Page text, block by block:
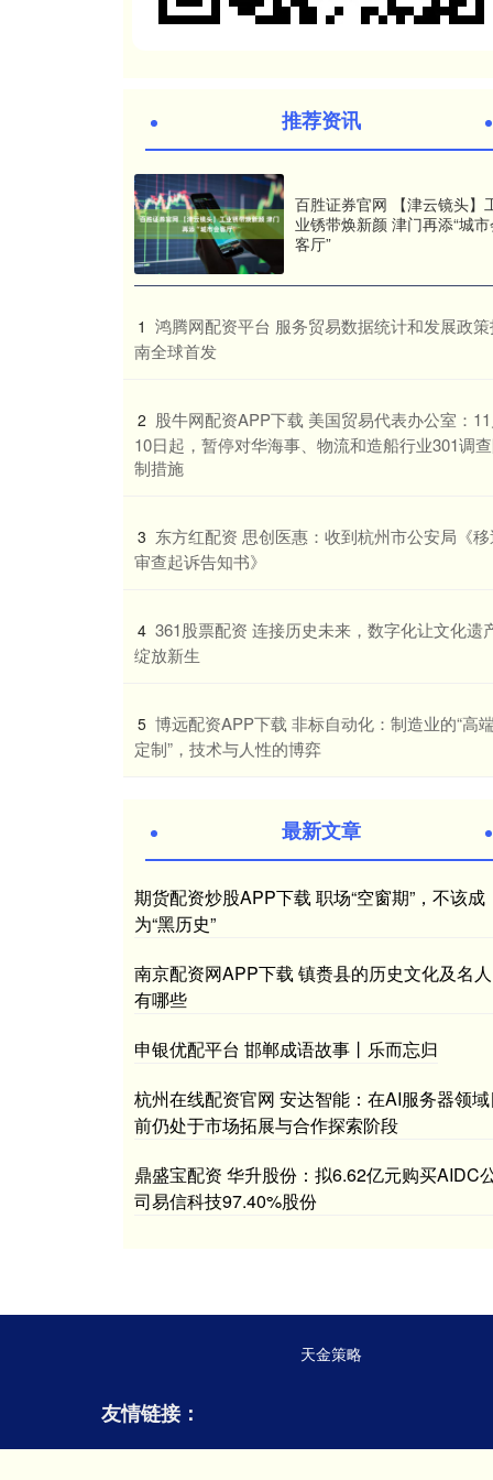
推荐资讯
百胜证券官网 【津云镜头】
业锈带焕新颜 津门再添“城市
客厅”
1 鸿腾网配资平台 服务贸易数据统计和发展政策
南全球首发
2 股牛网配资APP下载 美国贸易代表办公室：11
10日起，暂停对华海事、物流和造船行业301调
制措施
3 东方红配资 思创医惠：收到杭州市公安局《移
审查起诉告知书》
4 ​361股票配资 连接历史未来，数字化让文化遗
绽放新生
5 ​博远配资APP下载 非标自动化：制造业的“高端
定制”，技术与人性的博弈
最新文章
期货配资炒股APP下载 职场“空窗期”，不该成
为“黑历史”
南京配资网APP下载 镇赉县的历史文化及名人
有哪些
申银优配平台 邯郸成语故事丨乐而忘归
杭州在线配资官网 安达智能：在AI服务器领域
前仍处于市场拓展与合作探索阶段
鼎盛宝配资 华升股份：拟6.62亿元购买AIDC
司易信科技97.40%股份
天金策略
友情链接：